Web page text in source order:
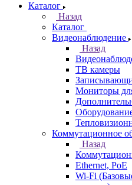
Каталог
Назад
Каталог
Видеонаблюдение
Назад
ТВ камеры
Мониторы
Коммутационное
Назад
Ethernet, PoE
Wi-Fi